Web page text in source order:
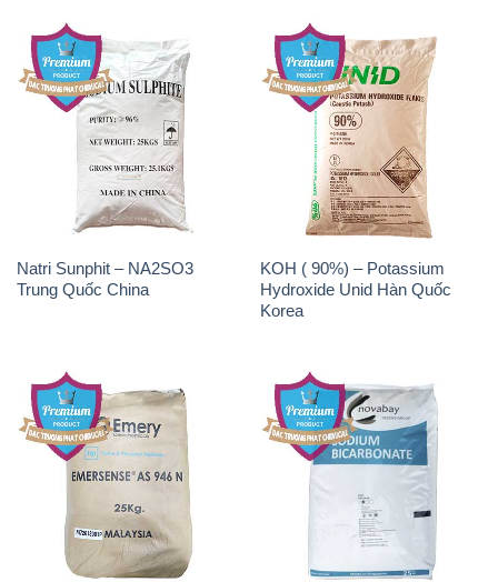
Natri Sunphit – NA2SO3
Trung Quốc China
KOH ( 90%) – Potassium
Hydroxide Unid Hàn Quốc
Chất Tạo Bọt SLS Emery –
Emersense AS 946N Mã Lai
Malaysia
Sodium Bicarbonate – Bicar
NaHCO3 Singapore